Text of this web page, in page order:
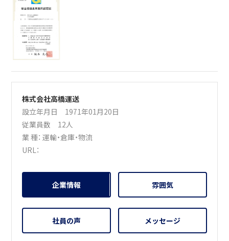
株式会社高橋運送
設立年月日 1971年01月20日
従業員数 12人
業 種：運輸・倉庫・物流
URL：
企業情報 雰囲気
社員の声 メッセージ